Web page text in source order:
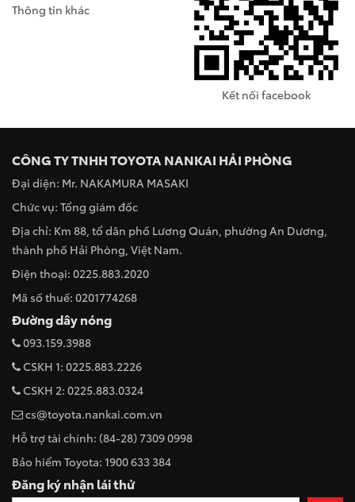
Thông tin khác
Kết nối facebook
CÔNG TY TNHH TOYOTA NANKAI HẢI PHÒNG
Đại diện: Mr. NAKAMURA MASAKI
Chức vụ: Tổng giám đốc
Địa chỉ: Km 88, tổ dân phố Lương Quán, phường An Dương,
thành phố Hải Phòng, Việt Nam.
Điện thoại: 0225.883.2020
Mã số thuế: 0201774268
Đường dây nóng
093.159.3988
CSKH 1: 0225.883.2226
CSKH 2: 0225.883.0324
cs@toyota.nankai.com.vn
Hỗ trợ tài chính: (84-28) 7309 0998
Bảo hiểm Toyota: 1900 633 384
Đăng ký nhận lái thử